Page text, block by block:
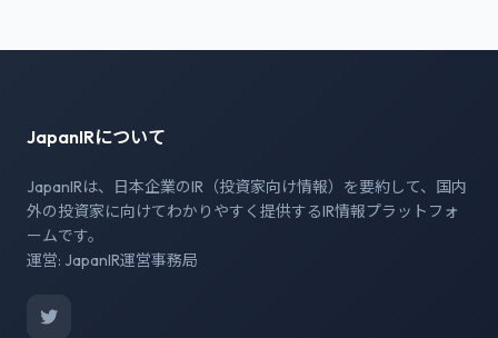
JapanIRについて
JapanIRは、日本企業のIR（投資家向け情報）を要約して、国内
外の投資家に向けてわかりやすく提供するIR情報プラットフォ
ームです。
運営: JapanIR運営事務局